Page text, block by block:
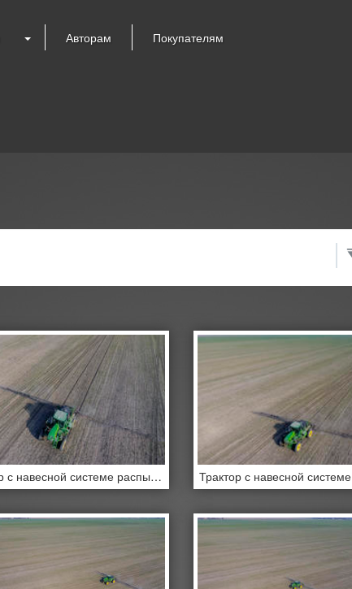
Авторам Покупателям
Трактор с навесной системе распыления пестицидов